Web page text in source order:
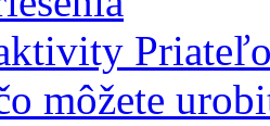
môžete